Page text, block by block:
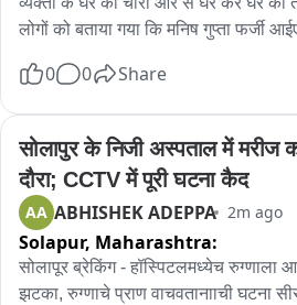
लोगों को बताया गया कि मनिष गुप्ता फर्जी
आधार पर ये रेड की गई है. इसबीच पुलिस ने
का बोर्ड लगा है उसे भी जप्त कर लिया है साथ
कागजात भी जप्त किए गए हैं. अब पुलिस की
जानकारी दी जाएगी तब ही स्पष्ट होगा कि
की और छापेमारी में क्या सब बरामद हुआ.
0 0 Share
सोलापुर के निजी अस्पताल में मरीज
दौरा; CCTV में पूरी घटना कैद
AA ABHISHEK ADEPPA 2m ago
Solapur, Maharashtra:
सोलापूर ब्रेकिंग - हॉस्पिटलमध्येच रुग्णाला
झटका, रुग्णाचे प्राण वाचवतानााची घटना